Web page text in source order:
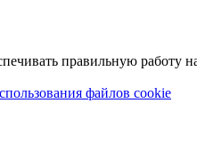
правильную работу
файлов cookie